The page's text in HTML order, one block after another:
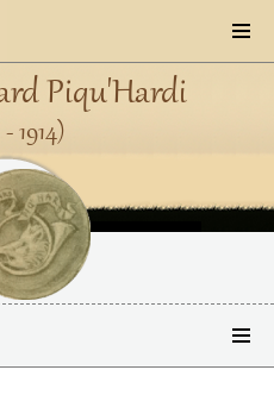
Piqu'Hardi
1914)